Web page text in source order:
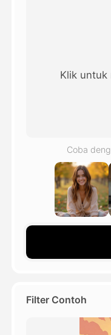
Blog
Klik untuk
Coba
Filter Contoh